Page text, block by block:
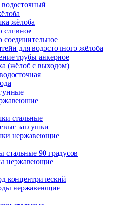
жёлоба
сливное
соединительное
для водосточного жёлоба
трубы анкерное
(жёлоб с выходом)
стальные
заглушки
нержавеющие
стальные 90 градусов
нержавеющие
концентрический
нержавеющие